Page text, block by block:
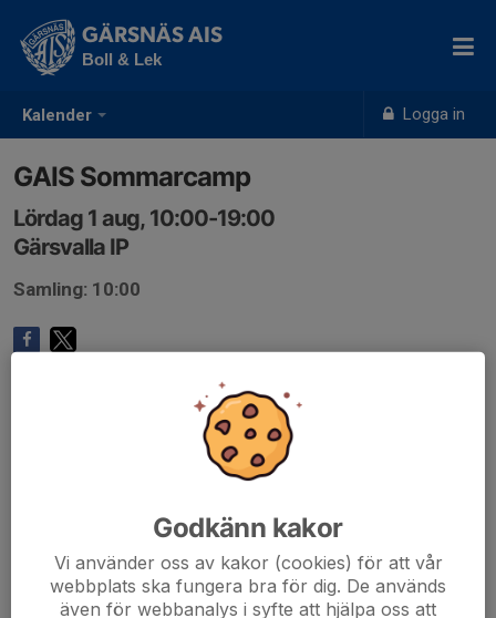
Kalender Logga in
GÄRSNÄS AIS
Boll & Lek
GAIS Sommarcamp
Lördag 1 aug, 10:00-19:00
Gärsvalla IP
Samling: 10:00
Godkänn kakor
Vi använder oss av kakor (cookies) för att vår
webbplats ska fungera bra för dig. De används
även för webbanalys i syfte att hjälpa oss att